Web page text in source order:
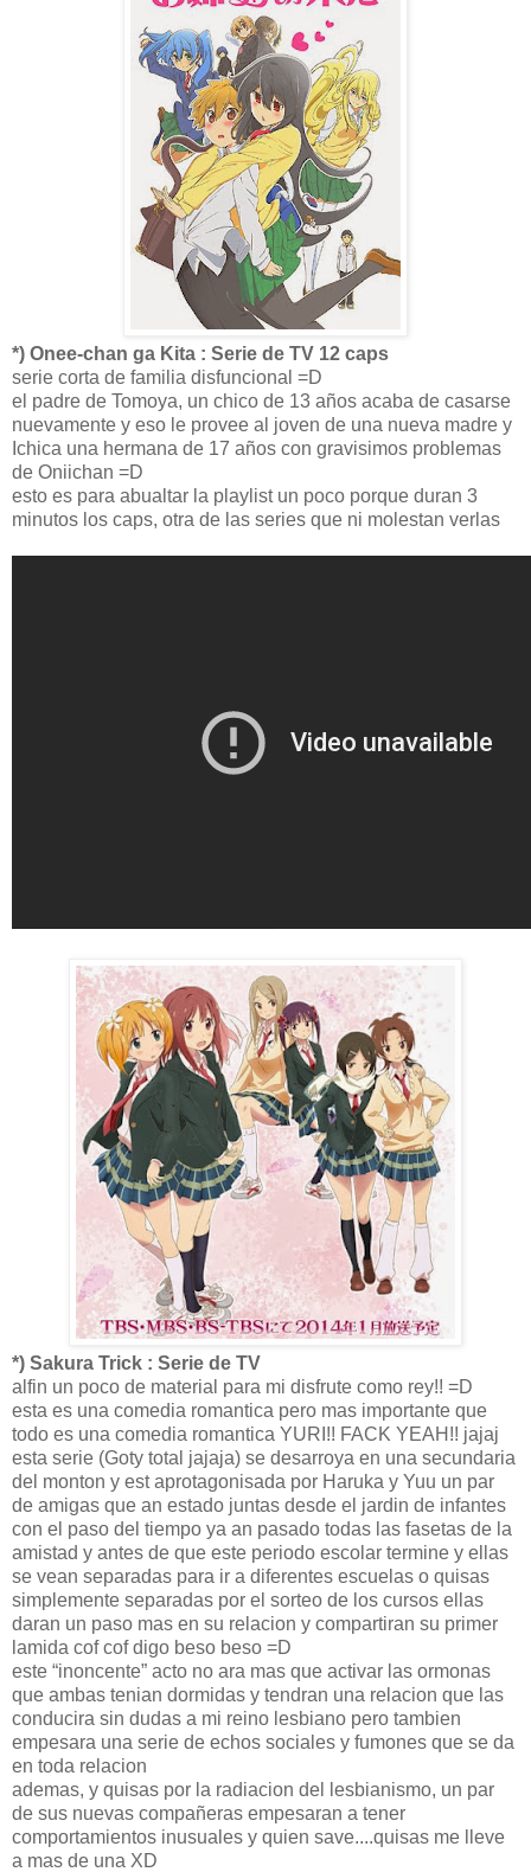
*) Onee-chan ga Kita : Serie de TV 12 caps
serie corta de familia disfuncional =D
el padre de Tomoya, un chico de 13 años acaba de casarse
nuevamente y eso le provee al joven de una nueva madre y
Ichica una hermana de 17 años con gravisimos problemas
de Oniichan =D
esto es para abualtar la playlist un poco porque duran 3
minutos los caps, otra de las series que ni molestan verlas
*) Sakura Trick : Serie de TV
alfin un poco de material para mi disfrute como rey!! =D
esta es una comedia romantica pero mas importante que
todo es una comedia romantica YURI!! FACK YEAH!! jajaj
esta serie (Goty total jajaja) se desarroya en una secundaria
del monton y est aprotagonisada por Haruka y Yuu un par
de amigas que an estado juntas desde el jardin de infantes
con el paso del tiempo ya an pasado todas las fasetas de la
amistad y antes de que este periodo escolar termine y ellas
se vean separadas para ir a diferentes escuelas o quisas
simplemente separadas por el sorteo de los cursos ellas
daran un paso mas en su relacion y compartiran su primer
lamida cof cof digo beso beso =D
este “inoncente” acto no ara mas que activar las ormonas
que ambas tenian dormidas y tendran una relacion que las
conducira sin dudas a mi reino lesbiano pero tambien
empesara una serie de echos sociales y fumones que se da
en toda relacion
ademas, y quisas por la radiacion del lesbianismo, un par
de sus nuevas compañeras empesaran a tener
comportamientos inusuales y quien save....quisas me lleve
a mas de una XD